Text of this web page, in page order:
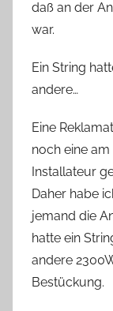
daß an der
war.
Ein String
andere…
Eine
noch eine am
Installateur
Daher habe
jemand die
hatte ein
andere
Bestückung.